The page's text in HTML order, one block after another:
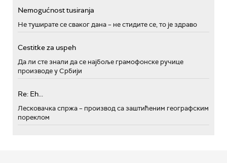
Nemogućnost tusiranja
Не туширате се сваког дана – не стидите се, то је здраво
Cestitke za uspeh
Да ли сте знали да се најбоље грамофонске ручице
производе у Србији
Re: Eh...
Лесковачка спржа – производ са заштићеним географским
пореклом